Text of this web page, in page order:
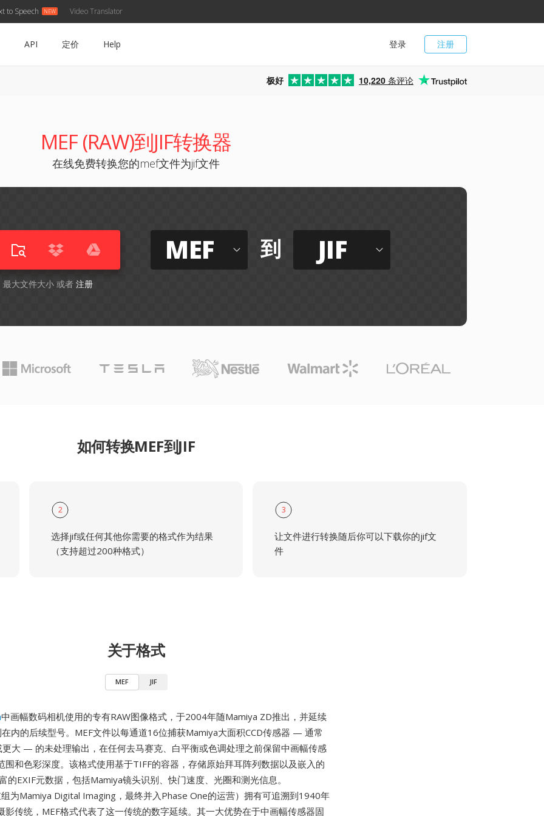
to Speech Video Translator
注册
登录
API 定价 Help
极好 10,220 条评论
MEF (RAW)到JIF转换器
在线免费转换您的mef文件为jif文件
大文件大小 或者 注册
MEF 到 JIF
如何转换MEF到JIF
2
选择jif或任何其他你需要的格式作为结果
（支持超过200种格式）
3
让文件进行转换随后你可以下载你的jif文
件
关于格式
MEF JIF
中画幅数码相机使用的专有RAW图像格式，于2004年随Mamiya ZD推出，并延续
内的后续型号。MEF文件以每通道16位捕获Mamiya大面积CCD传感器 — 通常
大 — 的未处理输出，在任何去马赛克、白平衡或色调处理之前保留中画幅传感
围和色彩深度。该格式使用基于TIFF的容器，存储原始拜耳阵列数据以及嵌入的
的EXIF元数据，包括Mamiya镜头识别、快门速度、光圈和测光信息。
为Mamiya Digital Imaging，最终并入Phase One的运营）拥有可追溯到1940年
影传统，MEF格式代表了这一传统的数字延续。其一大优势在于中画幅传感器固